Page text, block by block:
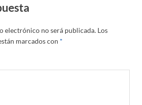
electrónico no será publicada. Los
marcados con *